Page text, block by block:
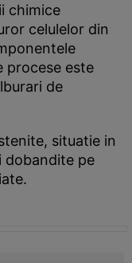
chimice
celulelor din
procese este
de
situatie in
dobandite pe